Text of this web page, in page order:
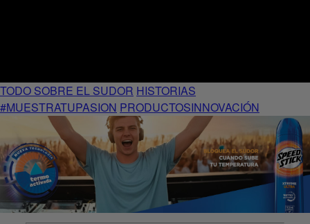
TODO SOBRE EL SUDOR HISTORIAS
#MUESTRATUPASION PRODUCTOSINNOVACIÓN